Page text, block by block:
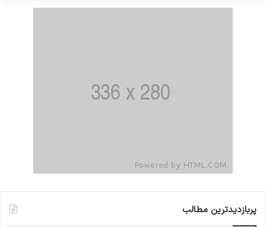
پربازدیدترین مطالب